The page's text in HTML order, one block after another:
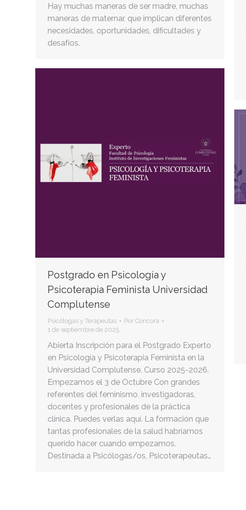
Hay muchas maneras de ser madre, muchas
maneras de maternar, que implican diferentes
necesidades, oportunidades, dificultades y
desafíos.
Postgrado en Psicología y
Psicoterapia Feminista Universidad
Complutense
Psicólogas y Terapeutas Por Concora
1 de septiembre de 2025
Abierta Inscripción para el Postgrado Experto
en Psicología y Psicoterapia Feminista en la
Universidad Complutense. Curso 2025-2026.
Empezamos el 3 de Octubre Con grandes
referentes del feminismo, investigadoras,
docentes y profesionales de la práctica
clínica. Puedes verlas aquí. La formación que
tantas profesionales de la salud habríamos
querido hacer cuando empezamos.
Destinada a Psicólogas/os, Psicoterapeutas…